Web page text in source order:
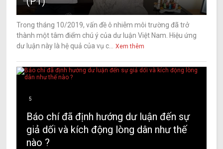
Trong tháng 10/2019, vấn đề ô nhiễm môi trường đã trở
thành một tâm điểm chú ý của dư luận Việt Nam. Hiệu ứng
dư luận này là hệ quả của vụ c...
Xem thêm
5
Báo chí đã định hướng dư luận đến sự
giả dối và kích động lòng dân như thế
nào ?